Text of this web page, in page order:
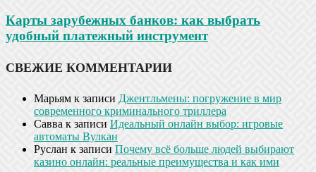
Карты зарубежных банков: как выбрать
удобный платежный инструмент
СВЕЖИЕ КОММЕНТАРИИ
Марьям к записи Джентльмены: погружение в мир
современного криминального триллера
Савва к записи Идеальный онлайн выбор: игровые
автоматы Вулкан
Руслан к записи Почему всё больше людей выбирают
казино онлайн: реальные преимущества и как ими